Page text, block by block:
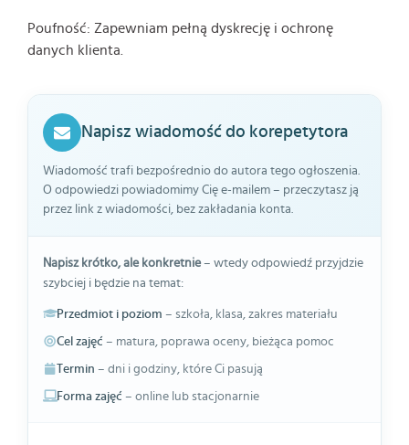
Poufność: Zapewniam pełną dyskrecję i ochronę
danych klienta.
Napisz wiadomość do korepetytora
Wiadomość trafi bezpośrednio do autora tego ogłoszenia.
O odpowiedzi powiadomimy Cię e-mailem – przeczytasz ją
przez link z wiadomości, bez zakładania konta.
Napisz krótko, ale konkretnie– wtedy odpowiedź przyjdzie
szybciej i będzie na temat:
Przedmiot i poziom – szkoła, klasa, zakres materiału
Cel zajęć – matura, poprawa oceny, bieżąca pomoc
Termin – dni i godziny, które Ci pasują
Forma zajęć – online lub stacjonarnie